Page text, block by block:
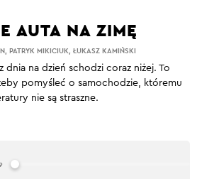
, PATRYK MIKICIUK, ŁUKASZ KAMIŃSKI
AUTA NA ZIMĘ
dnia na dzień schodzi coraz niżej. To
pomyśleć o samochodzie, któremu
nie są straszne.